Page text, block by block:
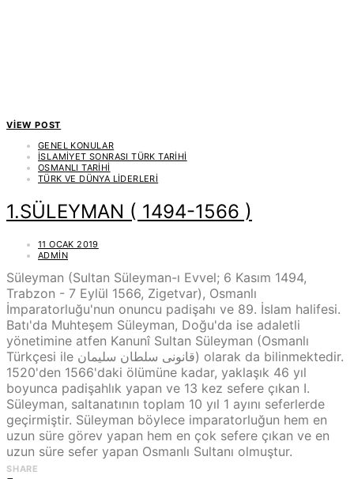
VIEW POST
GENEL KONULAR
İSLAMIYET SONRASI TÜRK TARIHI
OSMANLI TARIHI
TÜRK VE DÜNYA LIDERLERI
1.SÜLEYMAN ( 1494-1566 )
11 OCAK 2019
ADMIN
Süleyman (Sultan Süleyman-ı Evvel; 6 Kasım 1494,
Trabzon - 7 Eylül 1566, Zigetvar), Osmanlı
İmparatorluğu'nun onuncu padişahı ve 89. İslam halifesi.
Batı'da Muhteşem Süleyman, Doğu'da ise adaletli
yönetimine atfen Kanunî Sultan Süleyman (Osmanlı
Türkçesi ile قانونى سلطان سليمان‎) olarak da bilinmektedir.
1520'den 1566'daki ölümüne kadar, yaklaşık 46 yıl
boyunca padişahlık yapan ve 13 kez sefere çıkan I.
Süleyman, saltanatının toplam 10 yıl 1 ayını seferlerde
geçirmiştir. Süleyman böylece imparatorluğun hem en
uzun süre görev yapan hem en çok sefere çıkan ve en
uzun süre sefer yapan Osmanlı Sultanı olmuştur.
SHARE